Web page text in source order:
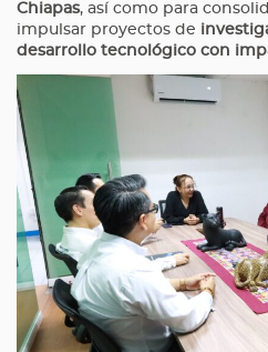
Chiapas, así como para
impulsar proyectos de
desarrollo tecnológico con